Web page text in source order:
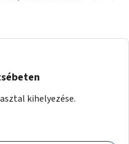
kihelyezése.